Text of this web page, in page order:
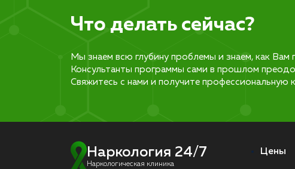
Что делать сейчас?
Мы знаем всю глубину проблемы и знаем, как Вам
Консультанты программы сами в прошлом
Свяжитесь с нами и получите профессиональную
Наркология 24/7
Наркологическая клиника
Цены